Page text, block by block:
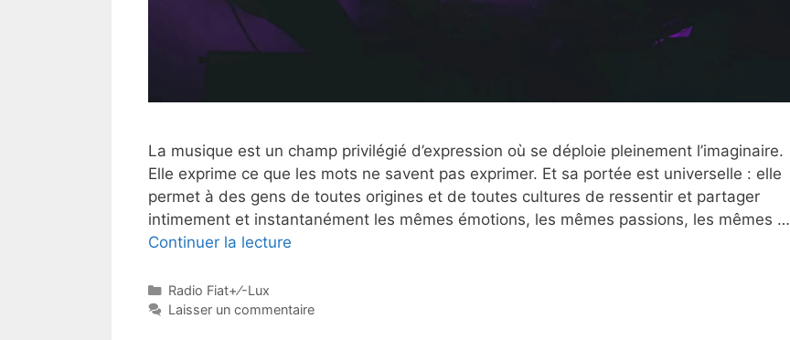
La musique est un champ privilégié d’expression où se déploie pleinement l’imaginaire.
Elle exprime ce que les mots ne savent pas exprimer. Et sa portée est universelle : elle
permet à des gens de toutes origines et de toutes cultures de ressentir et partager
intimement et instantanément les mêmes émotions, les mêmes passions, les mêmes …
Continuer la lecture
Radio Fiat+⁄-Lux
Laisser un commentaire